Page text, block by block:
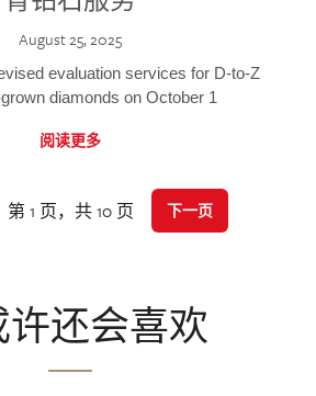
August 25, 2025
evaluation services for D-to-Z
diamonds on October 1
阅读更多
第 1 页，共 10 页 下一页
许还会喜欢